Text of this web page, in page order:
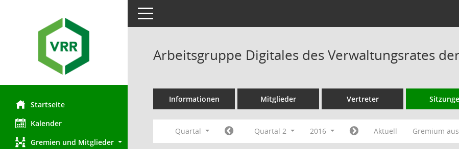
Startseite
Kalender
Gremien und Mitglieder
Toggle navigation
Arbeitsgruppe Digitales des Verwaltungsrates
Informationen Mitglieder Vertreter
Quartal Quartal 2 2016 Aktuell Gremium